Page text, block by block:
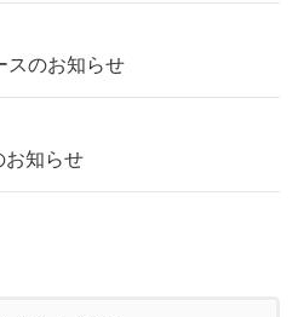
スのお知らせ
お知らせ